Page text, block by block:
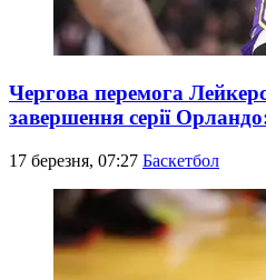
Чергова перемога
завершення серії
17 березня, 07:27 Баскетбол